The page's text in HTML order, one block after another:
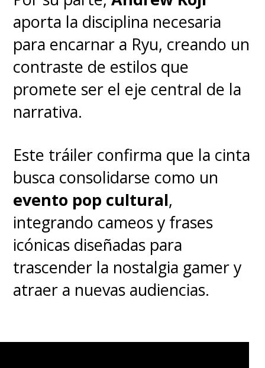
aporta la disciplina necesaria
para encarnar a Ryu, creando un
contraste de estilos que
promete ser el eje central de la
narrativa.
Este tráiler confirma que la cinta
busca consolidarse como un
evento pop cultural,
integrando cameos y frases
icónicas diseñadas para
trascender la nostalgia gamer y
atraer a nuevas audiencias.